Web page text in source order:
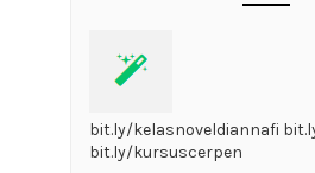
bit.ly/kelasnoveldiannafi
bit.ly/kursuscerpen